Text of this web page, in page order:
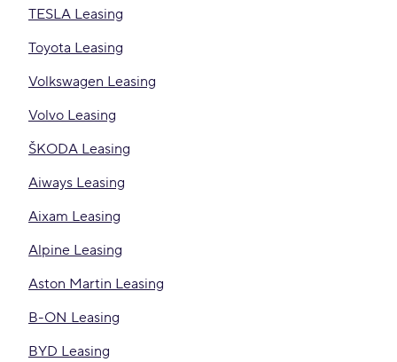
TESLA Leasing
Toyota Leasing
Volkswagen Leasing
Volvo Leasing
ŠKODA Leasing
Aiways Leasing
Aixam Leasing
Alpine Leasing
Aston Martin Leasing
B-ON Leasing
BYD Leasing